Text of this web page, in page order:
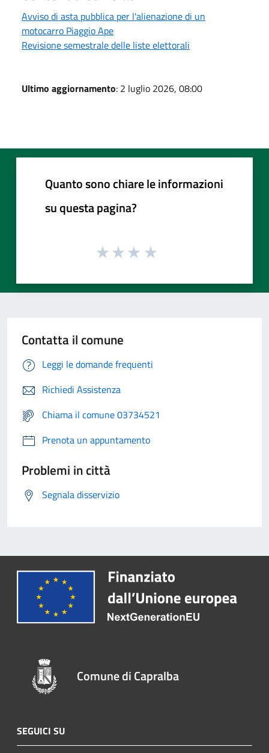
Avviso di asta pubblica per l'alienazione di un
motocarro Piaggio Ape
Revisione semestrale delle liste elettorali
Ultimo aggiornamento: 2 luglio 2026, 08:00
Quanto sono chiare le informazioni
su questa pagina?
Contatta il comune
Leggi le domande frequenti
Richiedi Assistenza
Chiama il comune 03734521
Prenota un appuntamento
Problemi in città
Segnala disservizio
Comune di Capralba
SEGUICI SU